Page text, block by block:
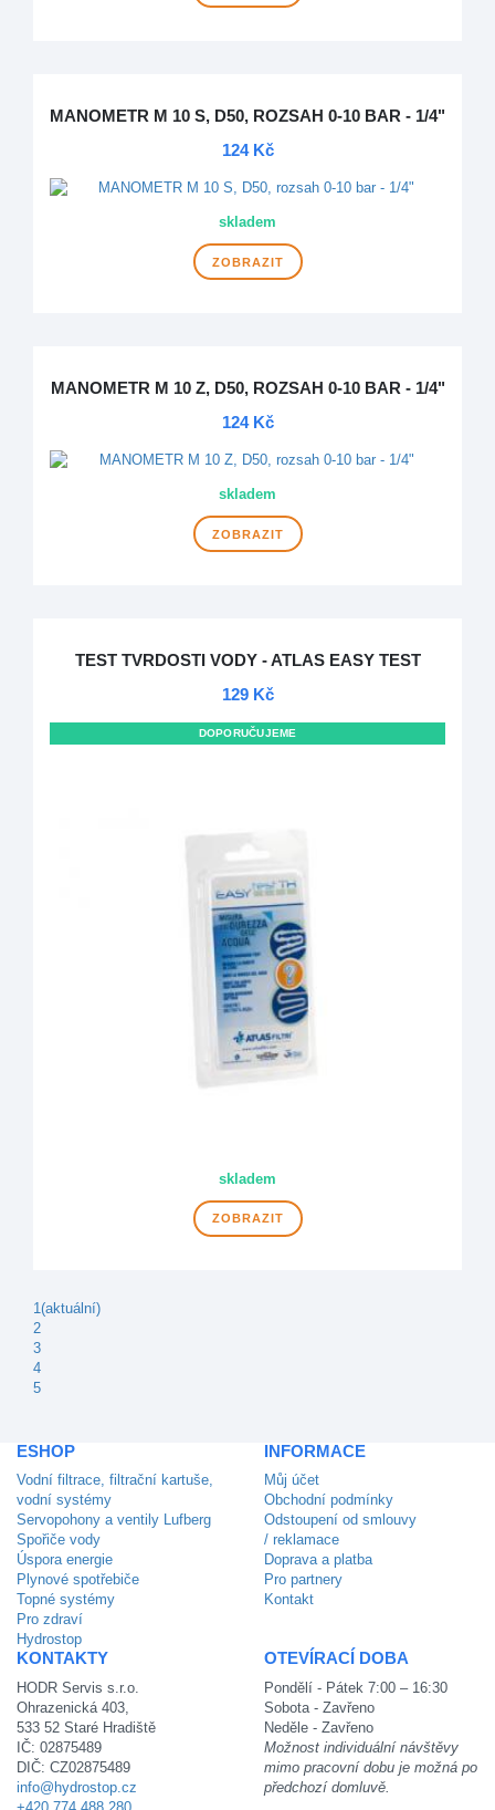
MANOMETR M 10 S, D50, ROZSAH 0-10 BAR - 1/4"
124 Kč
skladem
ZOBRAZIT
MANOMETR M 10 Z, D50, ROZSAH 0-10 BAR - 1/4"
124 Kč
skladem
ZOBRAZIT
TEST TVRDOSTI VODY - ATLAS EASY TEST
129 Kč
DOPORUČUJEME
skladem
ZOBRAZIT
1(aktuální)
2
3
4
5
ESHOP
Vodní filtrace, filtrační kartuše,
vodní systémy
Servopohony a ventily Lufberg
Spořiče vody
Úspora energie
Plynové spotřebiče
Topné systémy
Pro zdraví
Hydrostop
INFORMACE
Můj účet
Obchodní podmínky
Odstoupení od smlouvy
/ reklamace
Doprava a platba
Pro partnery
Kontakt
KONTAKTY
HODR Servis s.r.o.
Ohrazenická 403,
533 52 Staré Hradiště
IČ: 02875489
DIČ: CZ02875489
info@hydrostop.cz
OTEVÍRACÍ DOBA
Pondělí - Pátek 7:00 – 16:30
Sobota - Zavřeno
Neděle - Zavřeno
Možnost individuální návštěvy
mimo pracovní dobu je možná po
předchozí domluvě.